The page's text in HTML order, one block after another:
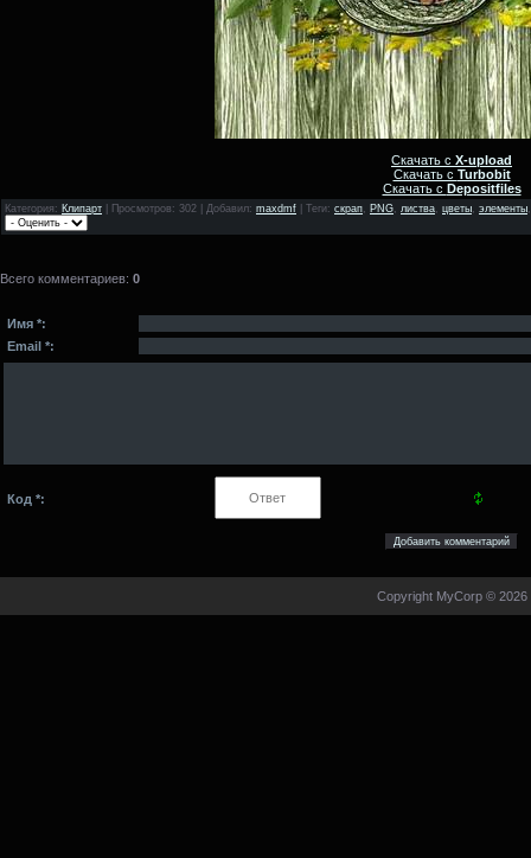
Скачать с X-upload
Скачать с Turbobit
Скачать с Depositfiles
Категория : Клипарт Просмотров: 302 | Добавил: maxdmf Теги: скрап PNG листва цветы элементы
Всего комментариев: 0
Имя *:
Email *:
Код *:
Copyright MyCorp © 2026